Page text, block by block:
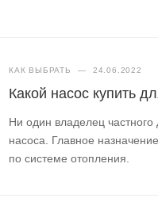
КАК ВЫБРАТЬ — 24.06.2022
Какой насос купить
Ни один владелец
насоса. Главное
по системе отопления.